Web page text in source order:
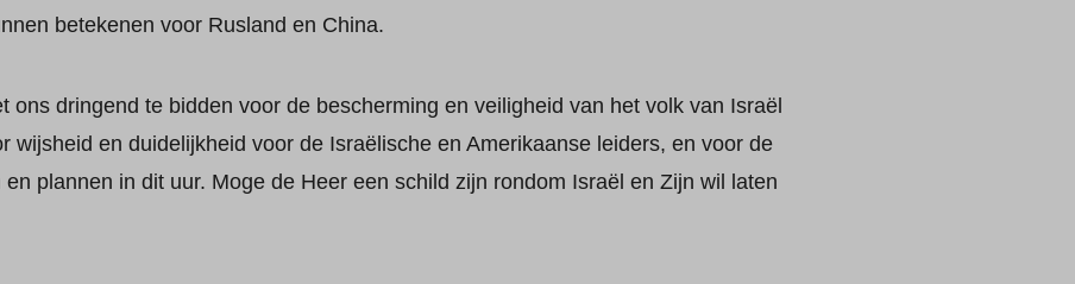
betekenen voor Rusland en China.
ons dringend te bidden voor de bescherming en veiligheid van het volk van Israël
wijsheid en duidelijkheid voor de Israëlische en Amerikaanse leiders, en voor de
plannen in dit uur. Moge de Heer een schild zijn rondom Israël en Zijn wil laten